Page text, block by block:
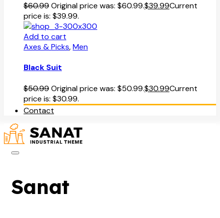
$60.99Original price was: $60.99.$39.99Current
price is: $39.99.
Add to cart
Axes & Picks,Men
Black Suit
$50.99Original price was: $50.99.$30.99Current
price is: $30.99.
Contact
Sanat